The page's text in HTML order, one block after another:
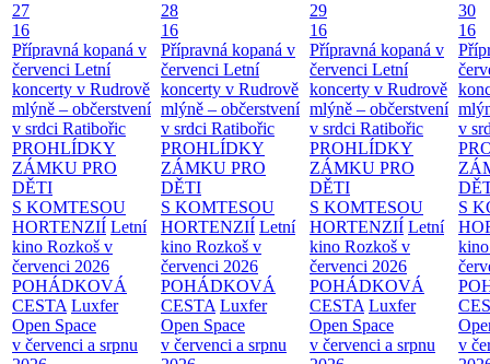
27
16
Přípravná kopaná v
červenci Letní
koncerty v Rudrově
mlýně – občerstvení
v srdci Ratibořic
PROHLÍDKY
ZÁMKU PRO
DĚTI
S KOMTESOU
HORTENZIÍ Letní
kino Rozkoš v
červenci 2026
POHÁDKOVÁ
CESTA Luxfer
Open Space
v červenci a srpnu
28
16
Přípravná kopaná v
červenci Letní
koncerty v Rudrově
mlýně – občerstvení
v srdci Ratibořic
PROHLÍDKY
ZÁMKU PRO
DĚTI
S KOMTESOU
HORTENZIÍ Letní
kino Rozkoš v
červenci 2026
POHÁDKOVÁ
CESTA Luxfer
Open Space
v červenci a srpnu
29
16
Přípravná kopaná v
červenci Letní
koncerty v Rudrově
mlýně – občerstvení
v srdci Ratibořic
PROHLÍDKY
ZÁMKU PRO
DĚTI
S KOMTESOU
HORTENZIÍ Letní
kino Rozkoš v
červenci 2026
POHÁDKOVÁ
CESTA Luxfer
Open Space
v červenci a srpnu
30
16
v
S
v